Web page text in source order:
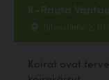
K-Rauta
Silvastintie 2,
Koirat ovat